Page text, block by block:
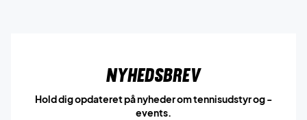
Nyhedsbrev
Hold dig opdateret på nyheder om tennisudstyr og -
events.